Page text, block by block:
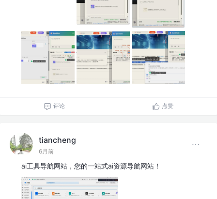
评论 点赞
tiancheng
6月前
ai工具导航网站，您的一站式ai资源导航网站！